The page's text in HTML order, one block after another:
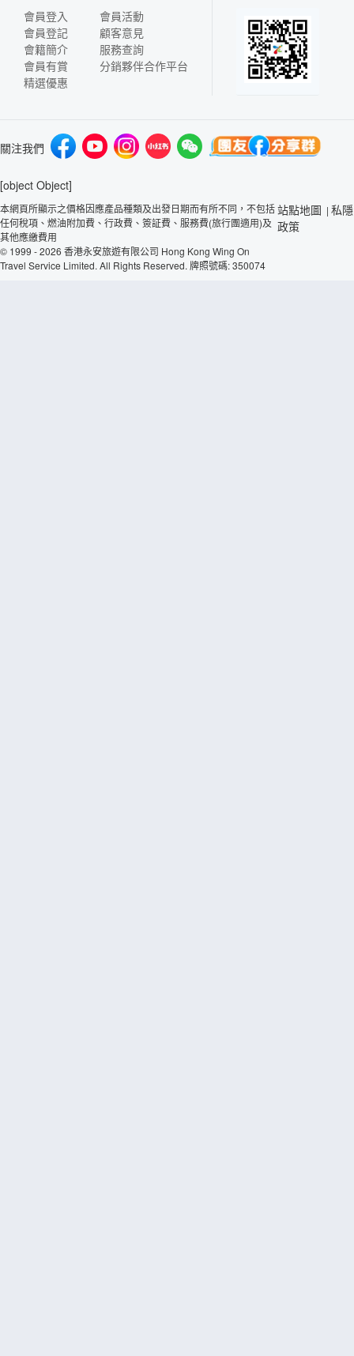
會員登入
會員登記
會籍簡介
會員有賞
精選優惠
會員活動
顧客意見
服務查詢
分銷夥伴合作平台
關注我們
[object Object]
本網頁所顯示之價格因應產品種類及出發日期而有所不同，不包括
任何稅項、燃油附加費、行政費、簽証費、服務費(旅行團適用)及
其他應繳費用
© 1999 - 2026 香港永安旅遊有限公司 Hong Kong Wing On
Travel Service Limited. All Rights Reserved. 牌照號碼: 350074
站點地圖 | 私隱
政策